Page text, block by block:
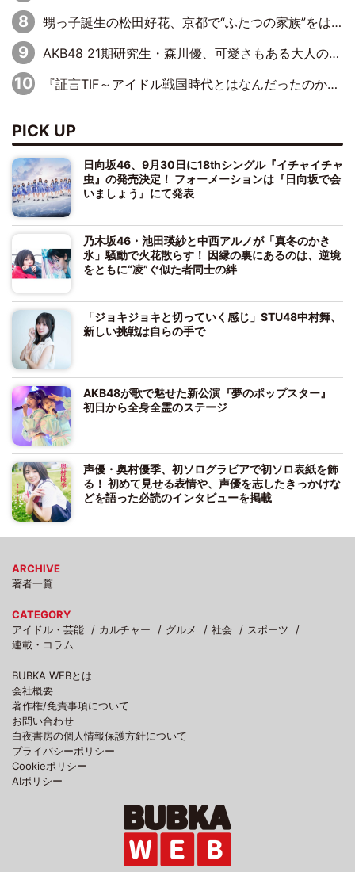
甥っ子誕生の松田好花、京都で“ふたつの家族”をはしご！ “母”黒谷友香に見送られ、“父”松岡昌宏とはハシゴ酒
AKB48 21期研究生・森川優、可愛さもある大人の女性に
『証言TIF～アイドル戦国時代とはなんだったのか～』第10回：さくら学院・武藤彩未×飯田らうら「正直、中3で辞めるというのを信じてなくて。そう言われてはいたけど、嘘でしょって」
PICK UP
日向坂46、9月30日に18thシングル『イチャイチャ
虫』の発売決定！ フォーメーションは『日向坂で会
いましょう』にて発表
乃木坂46・池田瑛紗と中西アルノが「真冬のかき
氷」騒動で火花散らす！ 因縁の裏にあるのは、逆境
をともに“凌”ぐ似た者同士の絆
「ジョキジョキと切っていく感じ」STU48中村舞、
新しい挑戦は自らの手で
AKB48が歌で魅せた新公演『夢のポップスター』
初日から全身全霊のステージ
声優・奥村優季、初ソログラビアで初ソロ表紙を飾
る！ 初めて見せる表情や、声優を志したきっかけな
どを語った必読のインタビューを掲載
ARCHIVE
著者一覧
CATEGORY
アイドル・芸能
カルチャー グルメ 社会
スポーツ
連載・コラム
BUBKA WEBとは
会社概要
著作権/免責事項について
お問い合わせ
白夜書房の個人情報保護方針について
プライバシーポリシー
Cookieポリシー
AIポリシー